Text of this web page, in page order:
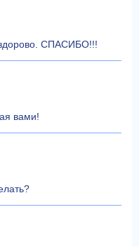
здорово. СПАСИБО!!!
вами!